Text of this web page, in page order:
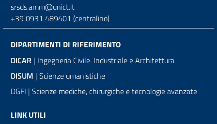
srsds.amm@unict.it
+39 0931 489401 (centralino)
DIPARTIMENTI DI RIFERIMENTO
DICAR | Ingegneria Civile-Industriale e Architettura
DISUM | Scienze umanistiche
DGFI | Scienze mediche, chirurgiche e tecnologie avanzate
LINK UTILI